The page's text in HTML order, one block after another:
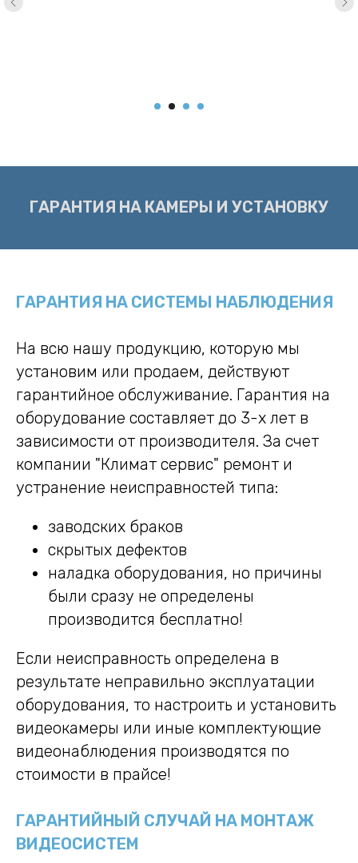
ГАРАНТИЯ НА КАМЕРЫ И УСТАНОВКУ
ГАРАНТИЯ НА СИСТЕМЫ НАБЛЮДЕНИЯ
На всю нашу продукцию, которую мы
установим или продаем, действуют
гарантийное обслуживание. Гарантия на
оборудование составляет до 3-х лет в
зависимости от производителя. За счет
компании "Климат сервис" ремонт и
устранение неисправностей типа:
заводских браков
скрытых дефектов
наладка оборудования, но причины
были сразу не определены
производится бесплатно!
Если неисправность определена в
результате неправильно эксплуатации
оборудования, то настроить и установить
видеокамеры или иные комплектующие
видеонаблюдения производятся по
стоимости в прайсе!
ГАРАНТИЙНЫЙ СЛУЧАЙ НА МОНТАЖ
ВИДЕОСИСТЕМ